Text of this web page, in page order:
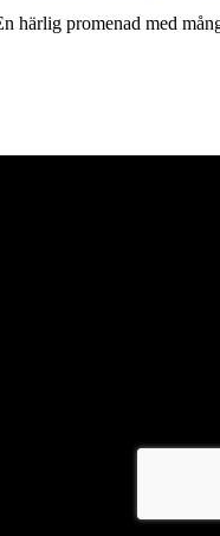
härlig promenad med